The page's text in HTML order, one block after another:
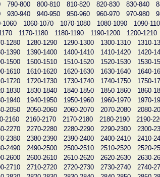
790-800 800-810 810-820 820-830 830-840
930-940 940-950 950-960 960-970 970-980
1060 1060-1070 1070-1080 1080-1090
1090-
1170-1180 1180-1190 1190-1200
1200-1210
1280 1280-1290 1290-1300 1300-1310
1310-
1390 1390-1400 1400-1410 1410-1420
1420-
1500 1500-1510 1510-1520 1520-1530
1530-
1610 1610-1620 1620-1630 1630-1640
1640-
1720 1720-1730 1730-1740 1740-1750
1750-
1830 1830-1840 1840-1850 1850-1860
1860-
1940 1940-1950 1950-1960 1960-1970
1970-
2050 2050-2060 2060-2070 2070-2080
2080-
2160 2160-2170 2170-2180 2180-2190
2190-
2270 2270-2280 2280-2290 2290-2300
2300-
2380 2380-2390 2390-2400 2400-2410
2410-
2490 2490-2500 2500-2510 2510-2520
2520-
2600 2600-2610 2610-2620 2620-2630
2630-
2710 2710-2720 2720-2730 2730-2740
2740-